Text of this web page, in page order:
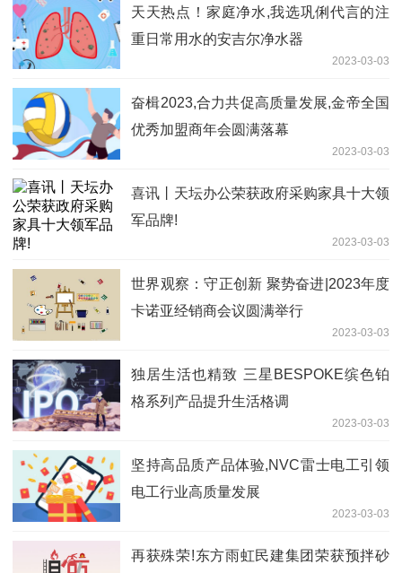
天天热点！​家庭净水,我选巩俐代言的注
重日常用水的安吉尔净水器
2023-03-03
奋楫2023,合力共促高质量发展,金帝全国
优秀加盟商年会圆满落幕
2023-03-03
喜讯丨天坛办公荣获政府采购家具十大领
军品牌!
2023-03-03
世界观察：守正创新 聚势奋进|2023年度
卡诺亚经销商会议圆满举行
2023-03-03
独居生活也精致 三星BESPOKE缤色铂
格系列产品提升生活格调
2023-03-03
坚持高品质产品体验,NVC雷士电工引领
电工行业高质量发展
2023-03-03
再获殊荣!东方雨虹民建集团荣获预拌砂